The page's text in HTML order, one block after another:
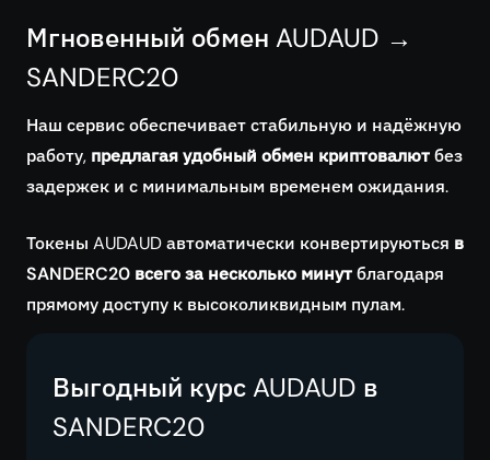
Мгновенный обмен AUDAUD →
SANDERC20
Наш сервис обеспечивает стабильную и надёжную
работу, предлагая удобный обмен криптовалютбез
задержек и с минимальным временем ожидания.
Токены AUDAUD автоматически конвертируються в
SANDERC20 всего за несколько минутблагодаря
прямому доступу к высоколиквидным пулам.
Выгодный курс AUDAUD в
SANDERC20